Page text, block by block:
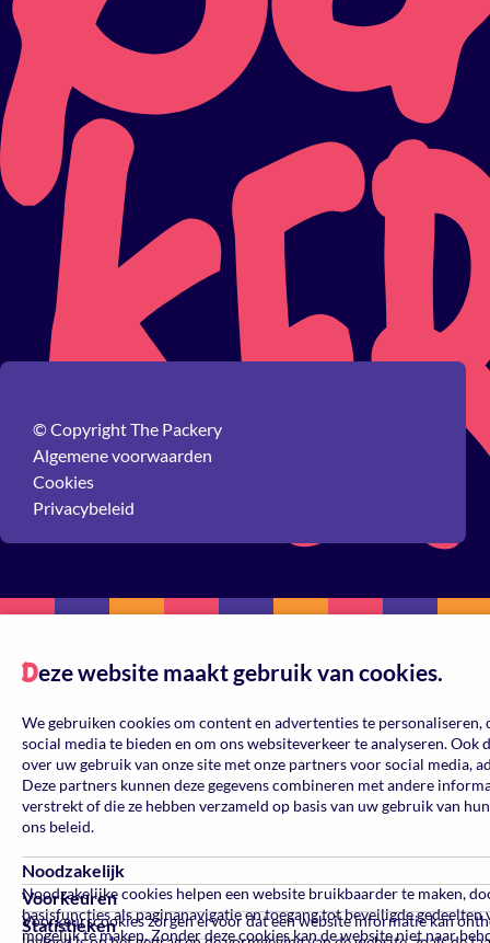
© Copyright The Packery
Algemene voorwaarden
Cookies
Privacybeleid
Deze website maakt gebruik van cookies.
We gebruiken cookies om content en advertenties te
social media te bieden en om ons websiteverkeer te analyseren. Ook
over uw gebruik van onze site met onze partners voor social media,
Deze partners kunnen deze gegevens combineren met andere
verstrekt of die ze hebben verzameld op basis van uw gebruik van
ons beleid.
Noodzakelijk
Noodzakelijke cookies helpen een website bruikbaarder te maken,
basisfuncties als paginanavigatie en toegang tot beveiligde gedeelten
mogelijk te maken. Zonder deze cookies kan de website niet naar
Voorkeuren
Voorkeurscookies zorgen ervoor dat een website informatie kan
Statistieken